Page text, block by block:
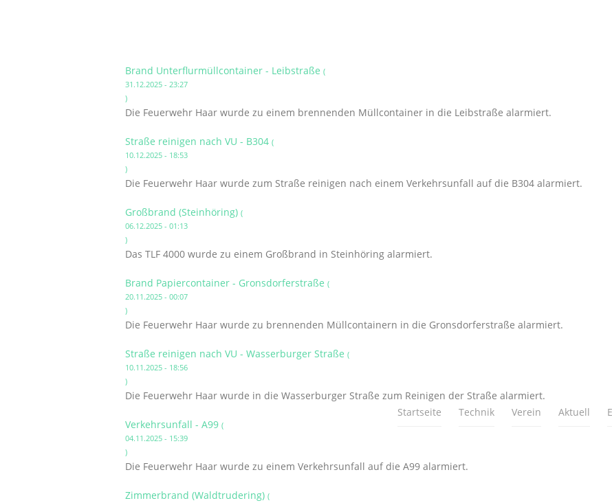
Startseite Technik Verein Aktuell
Brand Unterflurmüllcontainer - Leibstraße (
31.12.2025 - 23:27
)
Die Feuerwehr Haar wurde zu einem brennenden Müllcontainer in die Leibstraße alarmiert.
Straße reinigen nach VU - B304 (
10.12.2025 - 18:53
)
Die Feuerwehr Haar wurde zum Straße reinigen nach einem Verkehrsunfall auf die B304 alarmiert.
Großbrand (Steinhöring) (
06.12.2025 - 01:13
)
Das TLF 4000 wurde zu einem Großbrand in Steinhöring alarmiert.
Brand Papiercontainer - Gronsdorferstraße (
20.11.2025 - 00:07
)
Die Feuerwehr Haar wurde zu brennenden Müllcontainern in die Gronsdorferstraße alarmiert.
Straße reinigen nach VU - Wasserburger Straße (
10.11.2025 - 18:56
)
Die Feuerwehr Haar wurde in die Wasserburger Straße zum Reinigen der Straße alarmiert.
Verkehrsunfall - A99 (
04.11.2025 - 15:39
)
Die Feuerwehr Haar wurde zu einem Verkehrsunfall auf die A99 alarmiert.
Zimmerbrand (Waldtrudering) (